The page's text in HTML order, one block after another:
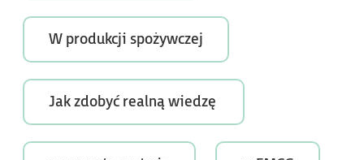
W produkcji spożywczej
Jak zdobyć realną wiedzę